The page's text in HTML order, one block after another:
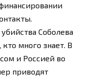
Соболева
много знает. В
и Россией во
приводят